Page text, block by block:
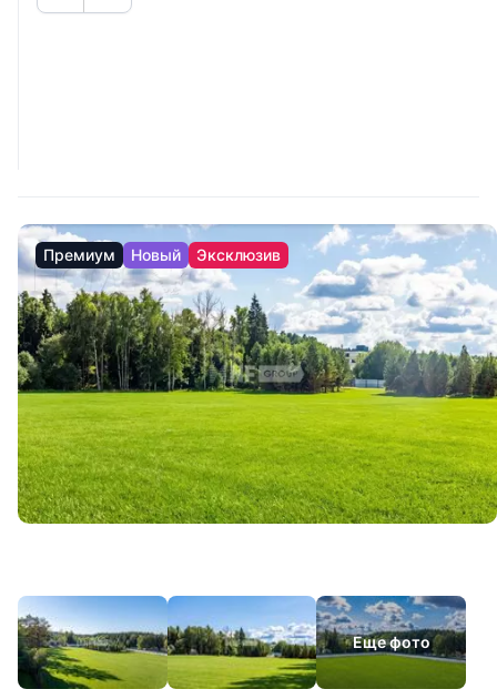
Премиум Новый Эксклюзив
Еще фото